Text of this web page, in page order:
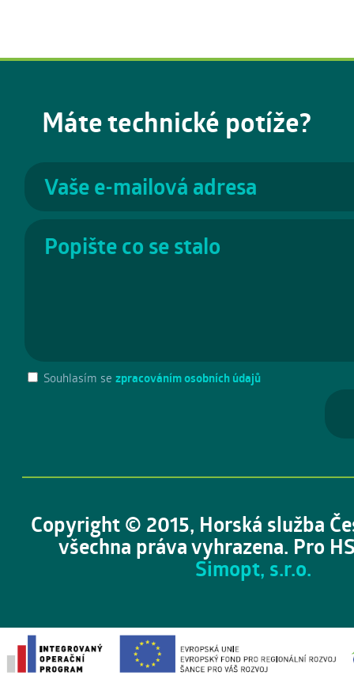
Máte technické potíže?
Souhlasím se zpracováním osobních údajů
Copyright © 2015, Horská služba
všechna práva vyhrazena. Pro
Simopt, s.r.o.